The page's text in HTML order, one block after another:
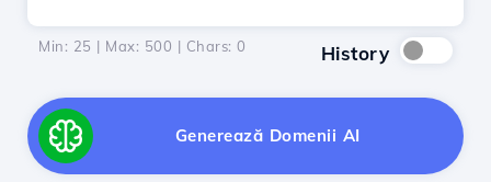
Min: 25 | Max: 500 | Chars: 0 History
Generează Domenii AI